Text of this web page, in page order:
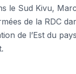
le Sud Kivu,
de la RDC
de l’Est du